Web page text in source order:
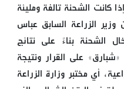
كانت الشحنة تالفة ومليئة
الزراعة السابق عباس
بناءً على نتائج
على القرار ونتيجة
أي مختبر وزارة الزراعة